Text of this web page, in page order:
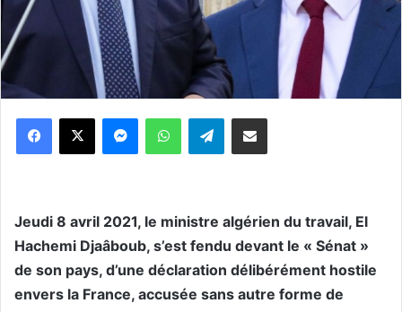
WhatsApp Telegram
Jeudi 8 avril 2021, le ministre algérien du travail, El
Hachemi Djaâboub, s’est fendu devant le « Sénat »
de son pays, d’une déclaration délibérément hostile
envers la France, accusée sans autre forme de